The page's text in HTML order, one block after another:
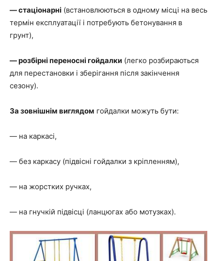
— стаціонарні (встановлюються в одному місці на весь
термін експлуатації і потребують бетонування в
грунт),
— розбірні переносні гойдалки (легко розбираються
для перестановки і зберігання після закінчення
сезону).
За зовнішнім виглядом гойдалки можуть бути:
— на каркасі,
— без каркасу (підвісні гойдалки з кріпленням),
— на жорстких ручках,
— на гнучкій підвісці (ланцюгах або мотузках).